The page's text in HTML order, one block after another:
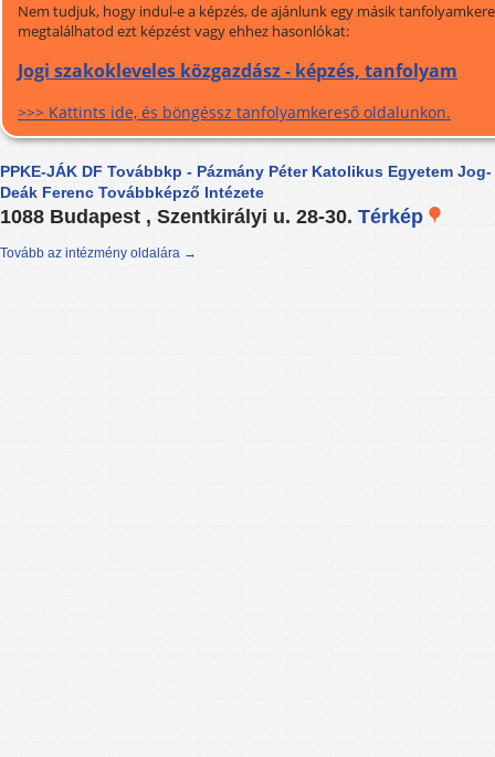
Nem tudjuk, hogy indul-e a képzés, de ajánlunk egy másik
megtalálhatod ezt képzést vagy ehhez hasonlókat:
Jogi szakokleveles közgazdász - képzés, tanfolyam
>>> Kattints ide, és böngéssz tanfolyamkereső oldalunkon.
PPKE-JÁK DF Továbbkp - Pázmány Péter Katolikus Egyetem
Deák Ferenc Továbbképző Intézete
1088 Budapest , Szentkirályi u. 28-30. Térkép
Tovább az intézmény oldalára →